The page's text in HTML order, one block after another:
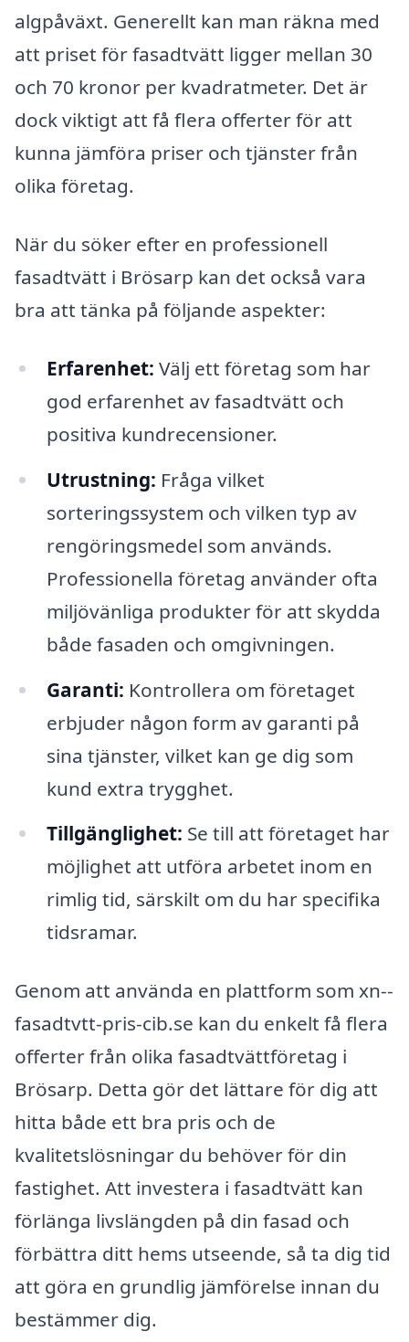
algpåväxt. Generellt kan man räkna med
att priset för fasadtvätt ligger mellan 30
och 70 kronor per kvadratmeter. Det är
dock viktigt att få flera offerter för att
kunna jämföra priser och tjänster från
olika företag.
När du söker efter en professionell
fasadtvätt i Brösarp kan det också vara
bra att tänka på följande aspekter:
Erfarenhet: Välj ett företag som har
god erfarenhet av fasadtvätt och
positiva kundrecensioner.
Utrustning: Fråga vilket
sorteringssystem och vilken typ av
rengöringsmedel som används.
Professionella företag använder ofta
miljövänliga produkter för att skydda
både fasaden och omgivningen.
Garanti: Kontrollera om företaget
erbjuder någon form av garanti på
sina tjänster, vilket kan ge dig som
kund extra trygghet.
Tillgänglighet: Se till att företaget har
möjlighet att utföra arbetet inom en
rimlig tid, särskilt om du har specifika
tidsramar.
Genom att använda en plattform som xn--
fasadtvtt-pris-cib.se kan du enkelt få flera
offerter från olika fasadtvättföretag i
Brösarp. Detta gör det lättare för dig att
hitta både ett bra pris och de
kvalitetslösningar du behöver för din
fastighet. Att investera i fasadtvätt kan
förlänga livslängden på din fasad och
förbättra ditt hems utseende, så ta dig tid
att göra en grundlig jämförelse innan du
bestämmer dig.